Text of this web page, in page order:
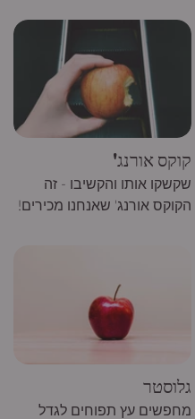
קוקס אורנג'
שקשקו אותו והקשיבו - זה
הקוקס אורנג' שאנחנו מכירים!
גלוסטר
מחפשים עץ תפוחים לגדל